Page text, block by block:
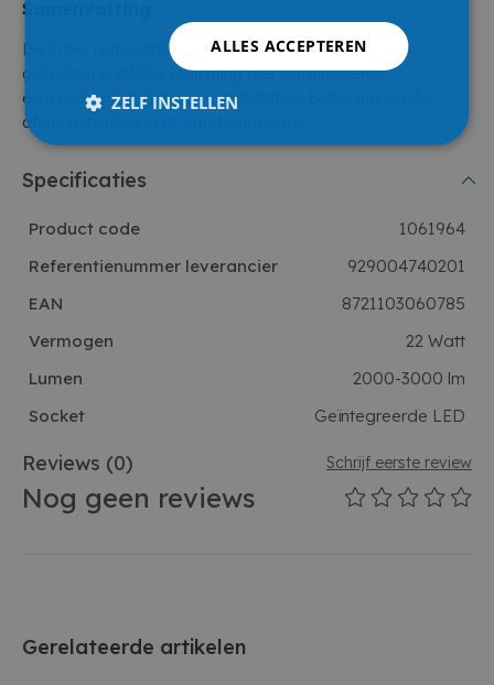
Samenvatting
De Valen plafondlamp biedt flexibele, warme en
gebruiksvriendelijke verlichting met vijf lichtscènes,
eenvoudige installatie en comfortabele bediening via de
afstandsbediening of wandschakelaar.
Specificaties
Product code
1061964
Referentienummer leverancier
929004740201
EAN
8721103060785
Vermogen
22 Watt
Lumen
2000-3000 lm
Socket
Geïntegreerde LED
Reviews (0) Schrijf eerste review
Nog geen reviews
Gerelateerde artikelen
ALLES ACCEPTEREN
ZELF INSTELLEN